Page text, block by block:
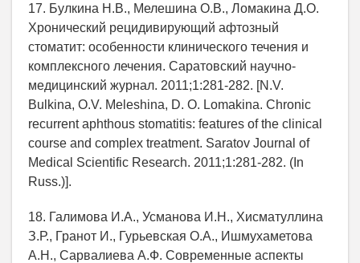
17. Булкина Н.В., Мелешина О.В., Ломакина Д.О.
Хронический рецидивирующий афтозный
стоматит: особенности клинического течения и
комплексного лечения. Саратовский научно-
медицинский журнал. 2011;1:281-282. [N.V.
Bulkina, O.V. Meleshina, D. O. Lomakina. Chronic
recurrent aphthous stomatitis: features of the clinical
course and complex treatment. Saratov Journal of
Medical Scientific Research. 2011;1:281-282. (In
Russ.)].
18. Галимова И.А., Усманова И.Н., Хисматуллина
З.Р., Гранот И., Гурьевская О.А., Ишмухаметова
А.Н., Сарвалиева А.Ф. Современные аспекты